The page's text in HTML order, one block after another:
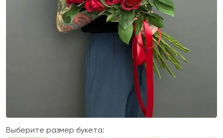
Выберите размер букета: